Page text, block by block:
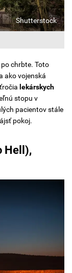
Shutterstock
chrbte. Toto
ako vojenská
lekárskych
stopu v
pacientov stále
pokoj.
Hell),